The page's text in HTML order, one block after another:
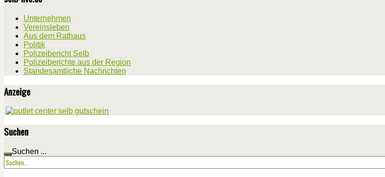
Unternehmen
Vereinsleben
Aus dem Rathaus
Politik
Polizeibericht Selb
Polizeiberichte aus der Region
Standesamtliche Nachrichten
Anzeige
Suchen
Suchen ...